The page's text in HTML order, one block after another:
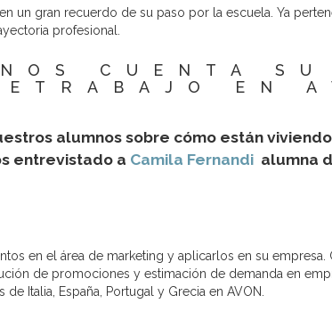
un gran recuerdo de su paso por la escuela. Ya
profesional.
CUENTA SU
EN
alumnos sobre cómo están
entrevistado a Camila Fernandi alumna
en el área de marketing y aplicarlos en su empresa.
de promociones y estimación de demanda en
Italia, España, Portugal y Grecia en AVON.